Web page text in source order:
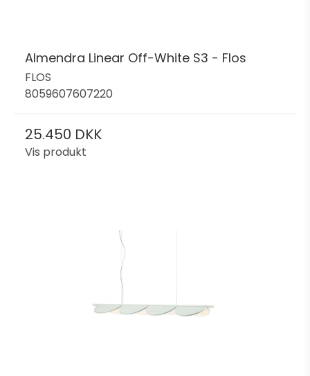
Almendra Linear Off-White S3 - Flos
FLOS
8059607607220
25.450 DKK
Vis produkt